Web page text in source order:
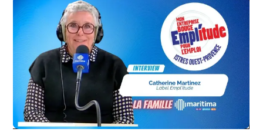
OM
Agenda
Faits
divers
Sports